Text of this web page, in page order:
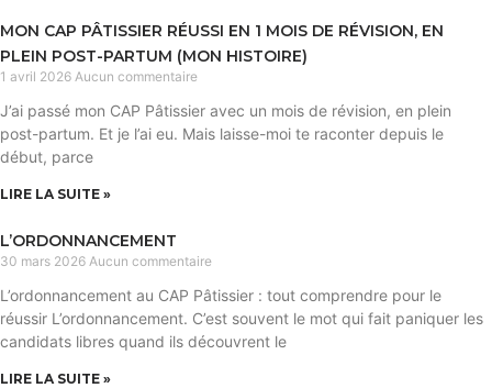
MON CAP PÂTISSIER RÉUSSI EN 1 MOIS DE RÉVISION, EN
PLEIN POST-PARTUM (MON HISTOIRE)
1 avril 2026 Aucun commentaire
J’ai passé mon CAP Pâtissier avec un mois de révision, en plein
post-partum. Et je l’ai eu. Mais laisse-moi te raconter depuis le
début, parce
LIRE LA SUITE »
L’ORDONNANCEMENT
30 mars 2026 Aucun commentaire
L’ordonnancement au CAP Pâtissier : tout comprendre pour le
réussir L’ordonnancement. C’est souvent le mot qui fait paniquer les
candidats libres quand ils découvrent le
LIRE LA SUITE »